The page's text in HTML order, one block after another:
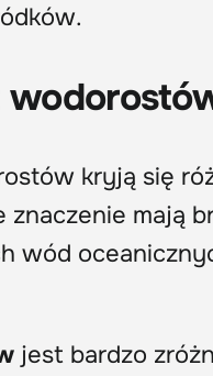
kryją się
mają
wód
jest bardzo